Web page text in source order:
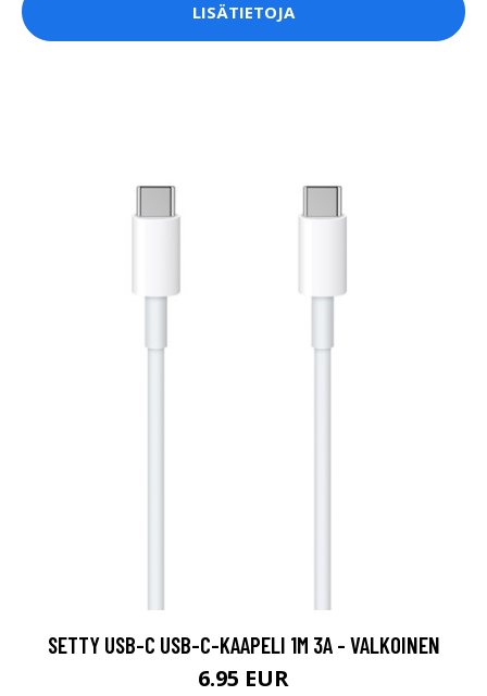
LISÄTIETOJA
SETTY USB-C USB-C-KAAPELI 1M 3A - VALKOINEN
6.95 EUR